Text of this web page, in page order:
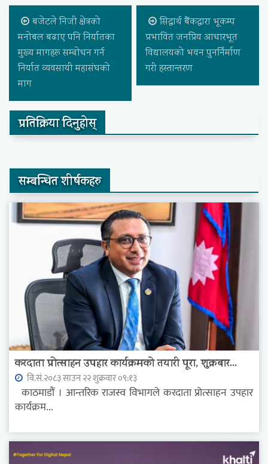
बजेटले निजी क्षेत्रको
मनोबल बढाए पनि निर्यातका
मुख्य मागहरू सम्बोधन गर्न
निर्यात व्यवसायी महासंघको
माग
सिद्धार्थ बैंकद्वारा भूकम्प
प्रभावित जनप्रिय आधारभूत
विद्यालयको भवन पुनर्निर्माण
गरी हस्तान्तरण
प्रतिक्रिया दिनुहोस्
सम्बन्धित शीर्षकहरु
करदाता प्रोत्साहन उपहार कार्यक्रमको तयारी पूरा, शुक्रबार...
वि.सं.२०८३ साउन २२ शुक्रवार ०९:१३
काठमाडौं । आन्तरिक राजस्व विभागले करदाता प्रोत्साहन उपहार
कार्यक्रम...